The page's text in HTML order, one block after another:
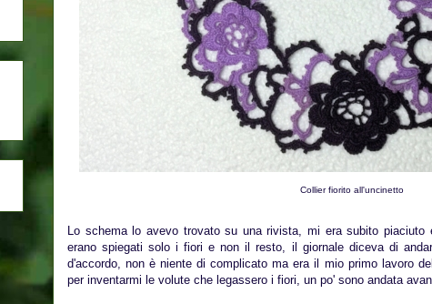
Collier fiorito all'uncinetto
Lo schema lo avevo trovato su una rivista, mi era subito
erano spiegati solo i fiori e non il resto, il giornale diceva di
d'accordo, non è niente di complicato ma era il mio primo lavoro
per inventarmi le volute che legassero i fiori, un po' sono andata